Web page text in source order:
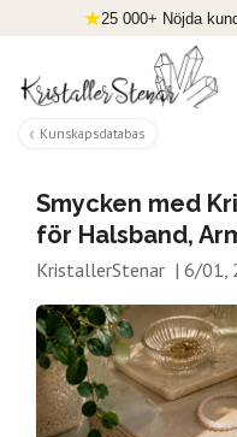
25 000+ Nöjda
Kunskapsdatabas
Smycken med
för Halsband,
KristallerStenar | 6/01,